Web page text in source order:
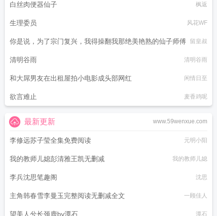
白丝肉便器仙子 枫返
生理委员 风花WF
你是说，为了宗门复兴，我得操翻我那绝美艳熟的仙子师傅 留皇叔
清明谷雨 清明谷雨
和大屌男友在出租屋拍小电影成头部网红 闲情日至
欲言难止 麦香鸡呢
www.59wenxue.com
最新更新
李修远苏子莹全集免费阅读 元明小阳
我的教师儿媳彭清雅王凯无删减 我的教师儿媳
李兵沈思笔趣阁 沈思
主角韩春雪李曼玉完整阅读无删减全文 一顾佳人
望美人兮长颈鹿by潭石 潭石